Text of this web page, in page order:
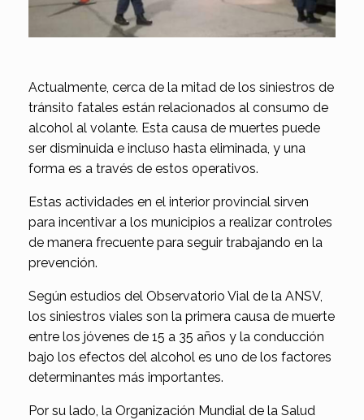
Actualmente, cerca de la mitad de los siniestros de
tránsito fatales están relacionados al consumo de
alcohol al volante. Esta causa de muertes puede
ser disminuida e incluso hasta eliminada, y una
forma es a través de estos operativos.
Estas actividades en el interior provincial sirven
para incentivar a los municipios a realizar controles
de manera frecuente para seguir trabajando en la
prevención.
Según estudios del Observatorio Vial de la ANSV,
los siniestros viales son la primera causa de muerte
entre los jóvenes de 15 a 35 años y la conducción
bajo los efectos del alcohol es uno de los factores
determinantes más importantes.
Por su lado, la Organización Mundial de la Salud